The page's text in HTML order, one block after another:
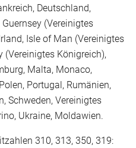
Deutschland,
(Vereinigtes
Isle of Man (Vereinigtes
(Vereinigtes Königreich),
Malta, Monaco,
Portugal, Rumänien,
Schweden, Vereinigtes
Ukraine, Moldawien.
310, 313, 350, 319: